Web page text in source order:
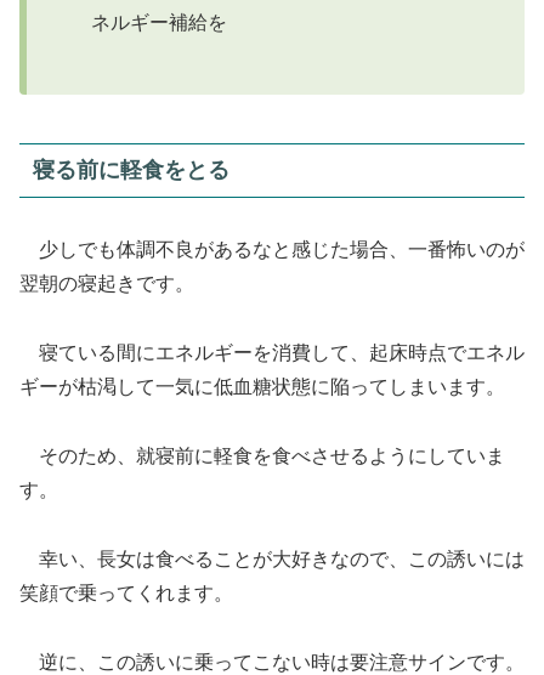
ネルギー補給を
寝る前に軽食をとる
少しでも体調不良があるなと感じた場合、一番怖いのが
翌朝の寝起きです。
寝ている間にエネルギーを消費して、起床時点でエネル
ギーが枯渇して一気に低血糖状態に陥ってしまいます。
そのため、就寝前に軽食を食べさせるようにしていま
す。
幸い、長女は食べることが大好きなので、この誘いには
笑顔で乗ってくれます。
逆に、この誘いに乗ってこない時は要注意サインです。